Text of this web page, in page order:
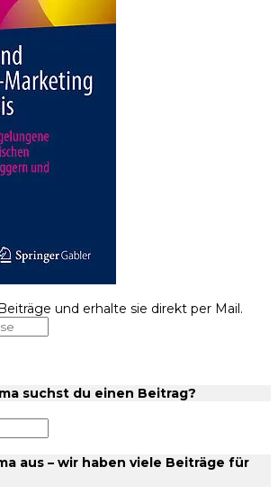
und erhalte sie direkt per Mail.
suchst du einen Beitrag?
aus – wir haben viele Beiträge für